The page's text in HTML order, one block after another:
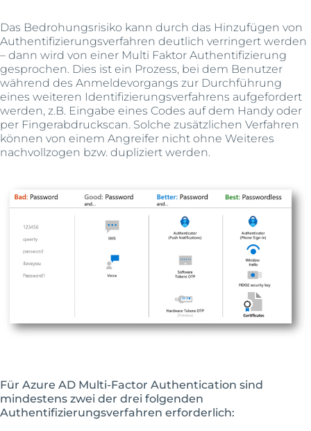
Das Bedrohungsrisiko kann durch das Hinzufügen von
Authentifizierungsverfahren deutlich verringert werden
– dann wird von einer Multi Faktor Authentifizierung
gesprochen. Dies ist ein Prozess, bei dem Benutzer
während des Anmeldevorgangs zur Durchführung
eines weiteren Identifizierungsverfahrens aufgefordert
werden, z.B. Eingabe eines Codes auf dem Handy oder
per Fingerabdruckscan. Solche zusätzlichen Verfahren
können von einem Angreifer nicht ohne Weiteres
nachvollzogen bzw. dupliziert werden.
Für Azure AD Multi-Factor Authentication sind
mindestens zwei der drei folgenden
Authentifizierungsverfahren erforderlich: